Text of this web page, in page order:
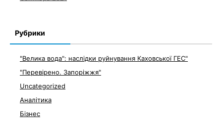
Рубрики
"Велика вода": наслідки руйнування Каховської ГЕС"
"Перевірено. Запоріжжя"
Uncategorized
Аналітика
Бізнес